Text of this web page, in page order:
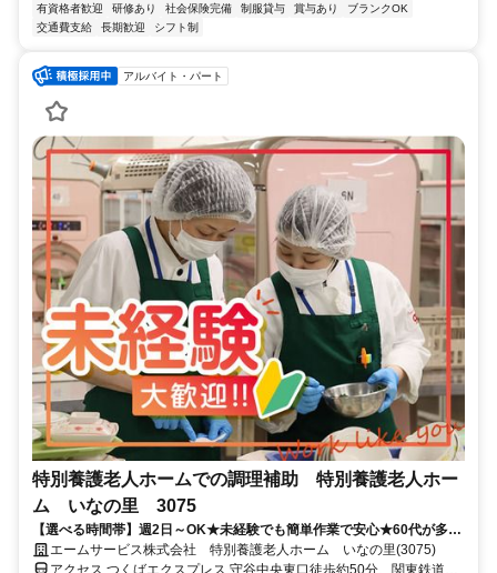
有資格者歓迎
研修あり 社会保険完備 制服貸与 賞与あり
ブランクOK
交通費支給
長期歓迎 シフト制
アルバイト・パート
特別養護老人ホームでの調理補助 特別養護老人ホー
ム いなの里 3075
【選べる時間帯】週2日～OK★未経験でも簡単作業で安心★60代が多数
活躍中★＜早朝・遅番手当有＞
エームサービス株式会社 特別養護老人ホーム いなの里(3075)
アクセス つくばエクスプレス 守谷中央東口徒歩約50分、関東鉄道常